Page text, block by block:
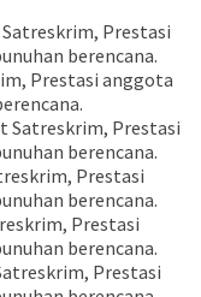
Prestasi
berencana.
Prestasi anggota
Satreskrim, Prestasi
berencana.
Prestasi
berencana.
Prestasi
berencana.
Prestasi